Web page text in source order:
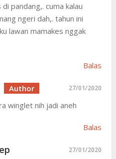
pandang,. cuma kalau
ngeri dah,. tahun ini
lawan mamakes nggak
Balas
27/01/2020
winglet nih jadi aneh
Balas
27/01/2020